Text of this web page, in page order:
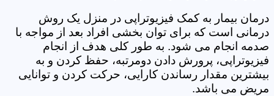
درمان بیمار به کمک فیزیوتراپی در منزل یک روش
درمانی است که برای توان بخشی افراد بعد از مواجه با
صدمه انجام می شود. به طور کلی هدف از انجام
فیزیوتراپی، پرورش دادن دومرتبه، حفظ کردن و به
بیشترین مقدار رساندن کارایی، حرکت کردن و توانایی
مریض می باشد.